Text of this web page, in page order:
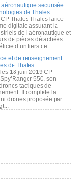
sécurisée
de Thales
Thales Thales lance
digitale assurant la
de l’aéronautique et
de pièces détachées.
d’un tiers de...
et de renseignement
de Thales
18 juin 2019 CP
550, son
tactiques de
Il complète la
drones proposée par